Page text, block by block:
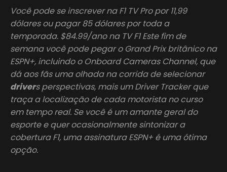
Você pode se inscrever na F1 TV Pro por 11,99
dólares ou pagar 85 dólares por toda a
temporada. $84.99/ano na TV F1 Este fim de
semana você pode pegar o Grand Prix britânico na
ESPN+, incluindo o Onboard Cameras Channel, que
dá aos fãs uma olhada na corrida de selecionar
drivers perspectivas, mais um Driver Tracker que
traça a localização de cada motorista no curso
em tempo real. Se você é um amante geral do
esporte e quer ocasionalmente sintonizar a
cobertura F1, uma assinatura ESPN+ é uma ótima
opção.